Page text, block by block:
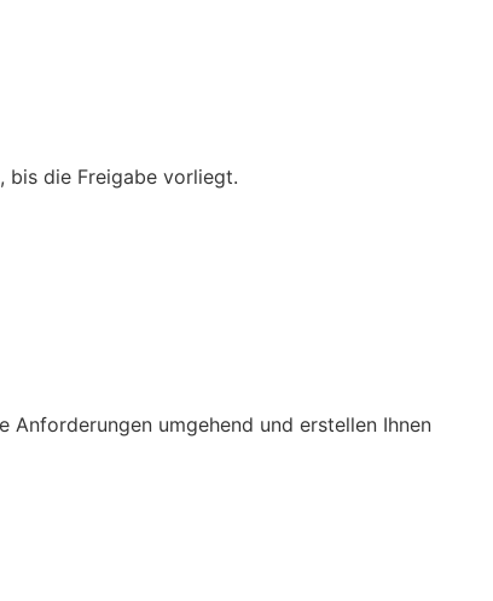
bis die Freigabe vorliegt.
Anforderungen umgehend und erstellen Ihnen